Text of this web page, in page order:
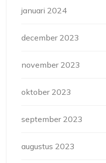
januari 2024
december 2023
november 2023
oktober 2023
september 2023
augustus 2023